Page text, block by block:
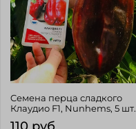
Cемена перца сладкого
Клаудио F1, Nunhems, 5 шт.
110 руб